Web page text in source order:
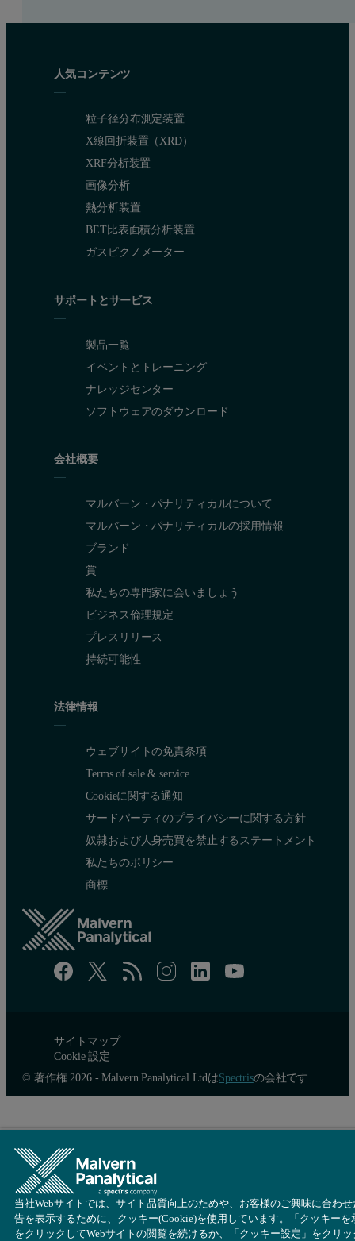
人気コンテンツ
粒子径分布測定装置
X線回折装置（XRD）
XRF分析装置
画像分析
熱分析装置
BET比表面積分析装置
ガスピクノメーター
サポートとサービス
製品一覧
イベントとトレーニング
ナレッジセンター
ソフトウェアのダウンロード
会社概要
マルバーン・パナリティカルについて
マルバーン・パナリティカルの採用情報
ブランド
賞
私たちの専門家に会いましょう
ビジネス倫理規定
プレスリリース
持続可能性
法律情報
ウェブサイトの免責条項
Terms of sale & service
Cookieに関する通知
サードパーティのプライバシーに関する方針
奴隷および人身売買を禁止するステートメント
私たちのポリシー
商標
サイトマップ
Cookie 設定
© 著作権 2026 - Malvern Panalytical LtdはSpectrisの会社です
当社Webサイトでは、サイト品質向上のためや、お客様のご興味に合わせ
告を表示するために、クッキー(Cookie)を使用しています。「クッキーを
をクリックしてWebサイトの閲覧を続けるか、「クッキー設定」をクリッ